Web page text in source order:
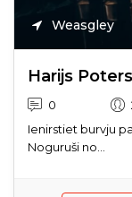
Weasgley
Harijs
0
Ienirstiet burvju
Noguruši no...